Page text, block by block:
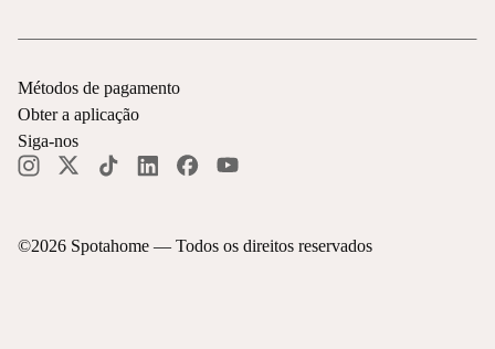
©2026 Spotahome — Todos os direitos reservados
Métodos de pagamento
Obter a aplicação
Siga-nos